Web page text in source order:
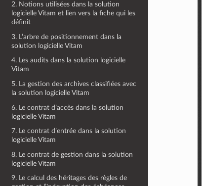
2. Notions utilisées dans la solution
logicielle Vitam et lien vers la fiche qui les
définit
3. L’arbre de positionnement dans la
solution logicielle Vitam
4. Les audits dans la solution logicielle
Vitam
5. La gestion des archives classifiées avec
la solution logicielle Vitam
6. Le contrat d’accès dans la solution
logicielle Vitam
7. Le contrat d’entrée dans la solution
logicielle Vitam
8. Le contrat de gestion dans la solution
logicielle Vitam
9. Le calcul des héritages des règles de